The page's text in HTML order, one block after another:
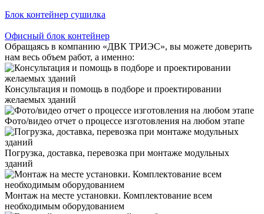
Блок контейнер сушилка
Офисный блок контейнер
Обращаясь в компанию «ДВК ТРИЭС», вы можете доверить
нам весь объем работ, а именно:
Консультация и помощь в подборе и проектировании
желаемых зданий
Фото/видео отчет о процессе изготовления на любом этапе
Погрузка, доставка, перевозка при монтаже модульных
зданий
Монтаж на месте установки. Комплектование всем
необходимым оборудованием